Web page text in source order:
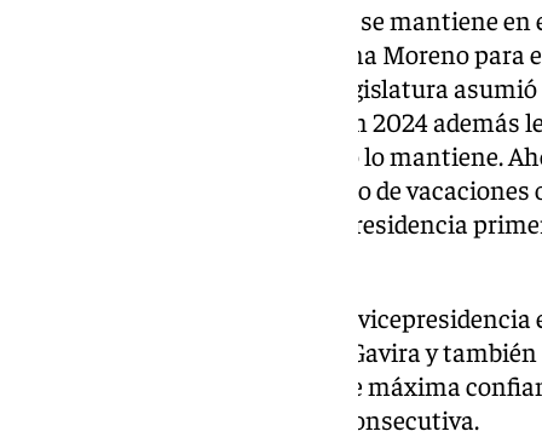
Carolina España (Málaga, 1969) se mantiene
andaluz conformado por Juanma Moreno para
Ejecutivo. Durante la pasada legislatura
Hacienda, Fondos Europeos y en 2024 además
portavocía de la Junta. Todo eso lo mantiene.
vicepresidencia tercera y en caso de
de Antonio Sanz ya que la vicepresidencia
La política malagueña se suma vicepresidencia
contrarreste el peso del Vox de Gavira y
Antonio Sanz es una persona de máxima
durante su tercera legislatura consecutiva.